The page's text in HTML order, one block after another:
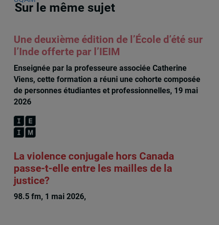
Sur le même sujet
Une deuxième édition de l’École d’été sur
l’Inde offerte par l’IEIM
Enseignée par la professeure associée Catherine
Viens, cette formation a réuni une cohorte composée
de personnes étudiantes et professionnelles, 19 mai
2026
La violence conjugale hors Canada
passe-t-elle entre les mailles de la
justice?
98.5 fm, 1 mai 2026,